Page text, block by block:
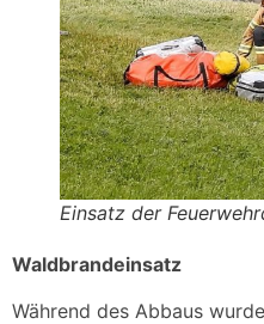
Einsatz der
Waldbrandeinsatz
Während des Abbaus